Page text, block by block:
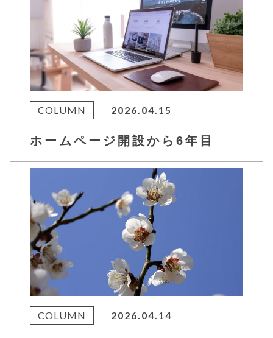
COLUMN 2026.04.15
ホームページ開設から6年目
COLUMN 2026.04.14